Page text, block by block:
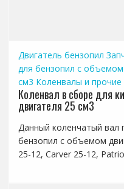
Двигатель бензопил
для бензопил с объемом
см3 Коленвалы и
Коленвал в сборе для
двигателя 25 см3
Данный коленчатый вал
бензопил с объемом
25-12, Carver 25-12,